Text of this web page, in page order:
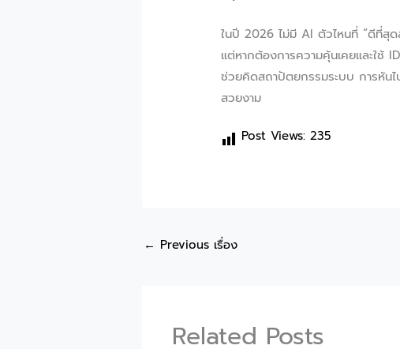
ในปี 2026 ไม่มี AI ตัวไหนที่ “ดีที่สุ
แต่หากต้องการความคุ้นเคยและใช้
ช่วยคิดสถาปัตยกรรมระบบ การหั
สวยงาม
Post Views: 235
← Previous เรื่อง
Related Posts